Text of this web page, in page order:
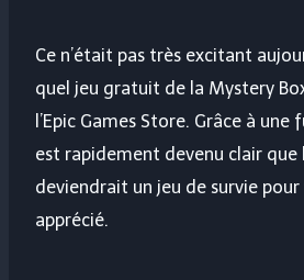
Ce n’était pas très excitant
quel jeu gratuit de la Mystery
l’Epic Games Store. Grâce à une
est rapidement devenu clair que
deviendrait un jeu de survie
apprécié.